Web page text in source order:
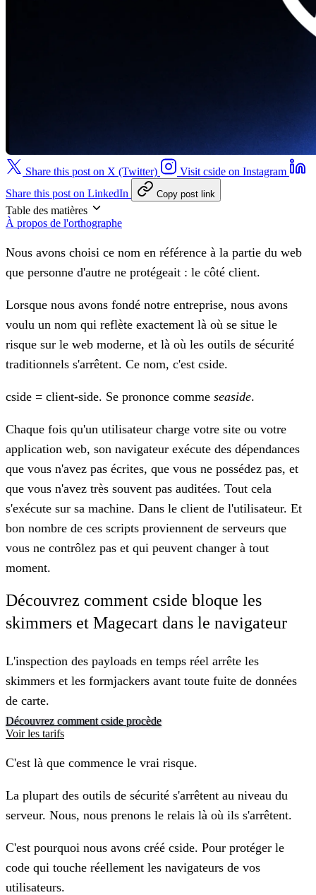
Share this post on X (Twitter)
Visit cside on Instagram
Share this post on LinkedIn
Copy post link
Table des matières
À propos de l'orthographe
Nous avons choisi ce nom en référence à la partie du web
que personne d'autre ne protégeait : le côté client.
Lorsque nous avons fondé notre entreprise, nous avons
voulu un nom qui reflète exactement là où se situe le
risque sur le web moderne, et là où les outils de sécurité
traditionnels s'arrêtent. Ce nom, c'est cside.
cside = client-side. Se prononce comme seaside.
Chaque fois qu'un utilisateur charge votre site ou votre
application web, son navigateur exécute des dépendances
que vous n'avez pas écrites, que vous ne possédez pas, et
que vous n'avez très souvent pas auditées. Tout cela
s'exécute sur sa machine. Dans le client de l'utilisateur. Et
bon nombre de ces scripts proviennent de serveurs que
vous ne contrôlez pas et qui peuvent changer à tout
moment.
Découvrez comment cside bloque les
skimmers et Magecart dans le navigateur
L'inspection des payloads en temps réel arrête les
skimmers et les formjackers avant toute fuite de données
de carte.
Découvrez comment cside procède
Voir les tarifs
C'est là que commence le vrai risque.
La plupart des outils de sécurité s'arrêtent au niveau du
serveur. Nous, nous prenons le relais là où ils s'arrêtent.
C'est pourquoi nous avons créé cside. Pour protéger le
code qui touche réellement les navigateurs de vos
utilisateurs.